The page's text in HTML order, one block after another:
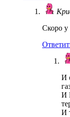
Скоро у
И
И
И